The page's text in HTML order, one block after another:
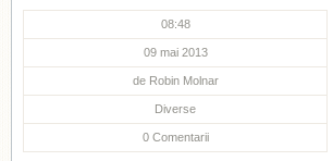
08:48
09 mai 2013
de Robin Molnar
Diverse
0 Comentarii